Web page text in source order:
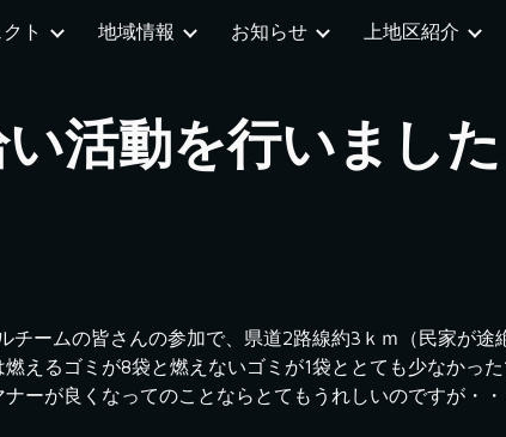
Skip to navigation
ト 地域情報 お知らせ 上地区紹介
活動を行いました
ームの皆さんの参加で、県道2路線約3ｋｍ（民家が途
えるゴミが8袋と燃えないゴミが1袋ととても少なかっ
ーが良くなってのことならとてもうれしいのですが・